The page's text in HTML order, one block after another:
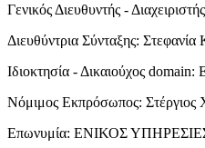
Γενικός Διευθυντής -
Διευθύντρια Σύνταξης: Στεφανία
Ιδιοκτησία - Δικαιούχος domain:
Νόμιμος Εκπρόσωπος: Στέργιος
Επωνυμία: ΕΝΙΚΟΣ